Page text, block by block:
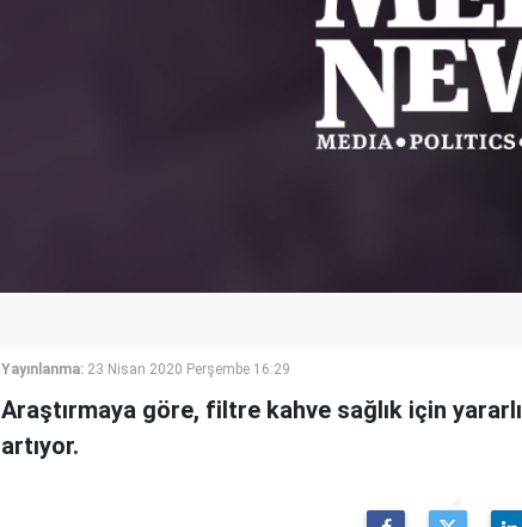
Yayınlanma: 23 Nisan 2020 Perşembe 16:29
Araştırmaya göre, filtre kahve sağlık için
artıyor.